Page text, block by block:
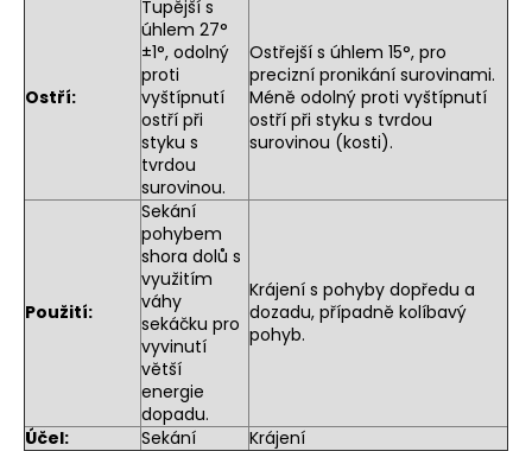
Ostří:
Tupější s
úhlem 27°
±1°, odolný
proti
vyštípnutí
ostří při
styku s
tvrdou
surovinou.
Ostřejší s úhlem 15°, pro
precizní pronikání surovinami.
Méně odolný proti vyštípnutí
ostří při styku s tvrdou
surovinou (kosti).
Použití:
Sekání
pohybem
shora dolů s
využitím
váhy
sekáčku pro
vyvinutí
větší
energie
dopadu.
Krájení s pohyby dopředu a
dozadu, případně kolíbavý
pohyb.
Účel: Sekání Krájení